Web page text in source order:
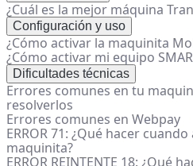
¿Cuál es la mejor máquina
Configuración y uso
¿Cómo activar la maquinita
¿Cómo activar mi equipo
Dificultades técnicas
Errores comunes en tu
resolverlos
Errores comunes en Webpay
ERROR 71: ¿Qué hacer
maquinita?
ERROR REINTENTE 18: ¿Qué